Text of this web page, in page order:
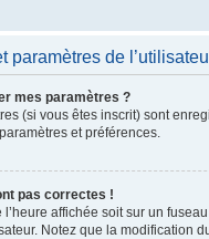
paramètres de
mes paramètres ?
(si vous êtes inscrit) sont
et préférences.
pas correctes !
l’heure affichée soit sur un
Notez que la modification